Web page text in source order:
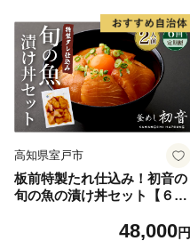
鰹のタタキ 刺身 家庭用 訳あ
り わら焼き 海鮮 冷凍 高知県
室戸 偶数 隔月 定期便
高知県室戸市
板前特製たれ仕込み！初音の
旬の魚の漬け丼セット【６回
48,000円